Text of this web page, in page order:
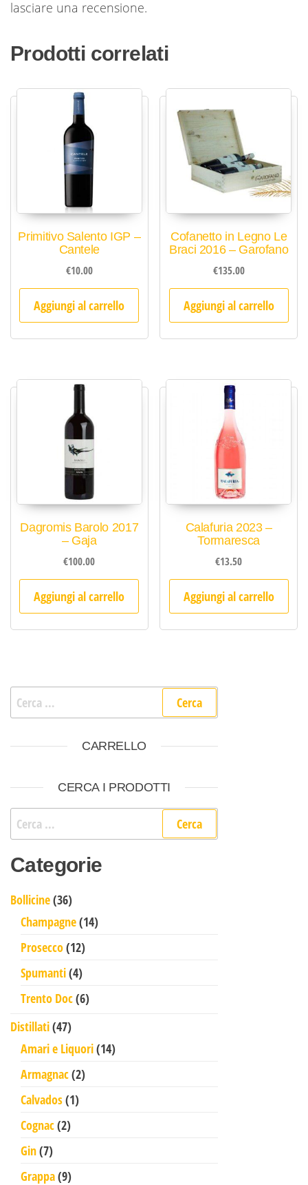
lasciare una recensione.
Prodotti correlati
Primitivo Salento IGP –
Cantele
€10.00
Aggiungi al carrello
Cofanetto in Legno Le
Braci 2016 – Garofano
€135.00
Aggiungi al carrello
Dagromis Barolo 2017
– Gaja
€100.00
Aggiungi al carrello
Calafuria 2023 –
Tormaresca
€13.50
Aggiungi al carrello
Ricerca per:
CARRELLO
CERCA I PRODOTTI
Ricerca per:
Categorie
Bollicine 3636 prodotti
Champagne 1414 prodotti
Prosecco 1212 prodotti
Spumanti 44 prodotti
Trento Doc 66 prodotti
Distillati 4747 prodotti
Amari e Liquori 1414 prodotti
Armagnac 22 prodotti
Calvados 11 prodotto
Cognac 22 prodotti
Gin 77 prodotti
Grappa 99 prodotti